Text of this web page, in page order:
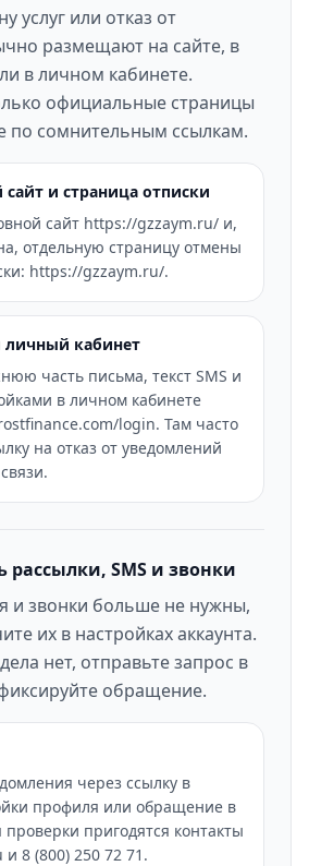
услуг или отказ от
размещают на сайте, в
в личном кабинете.
официальные страницы
по сомнительным ссылкам.
и страница отписки
сайт https://gzzaym.ru/ и,
отдельную страницу отмены
https://gzzaym.ru/.
личный кабинет
часть письма, текст SMS и
в личном кабинете
login. Там часто
на отказ от уведомлений
рассылки, SMS и звонки
и звонки больше не нужны,
их в настройках аккаунта.
нет, отправьте запрос в
обращение.
через ссылку в
профиля или обращение в
пригодятся контакты
8 (800) 250 72 71.